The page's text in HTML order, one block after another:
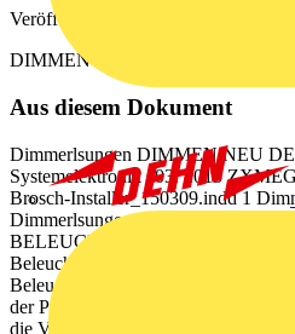
Veröffentlicht: 16. März 2015
DIMMEN NEU DEFINIERT
Aus diesem Dokument
Dimmerlsungen DIMMEN NEU
Systemelektronik | 03. 2015
Brosch-Installer_150309.indd 1
Dimmerlsungen | 1 09.03.15 14:50
BELEUCHTUNG HAT
Beleuchtung mit LEDs LED
Beleuchtungstechnologie inzwischen
der Produktvielfalt, der
die Verbraucher. Umweltfreundlich